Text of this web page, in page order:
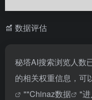
数据评估
秘塔AI搜索浏览人数
的相关权重信息，可
""Chinaz数据
"